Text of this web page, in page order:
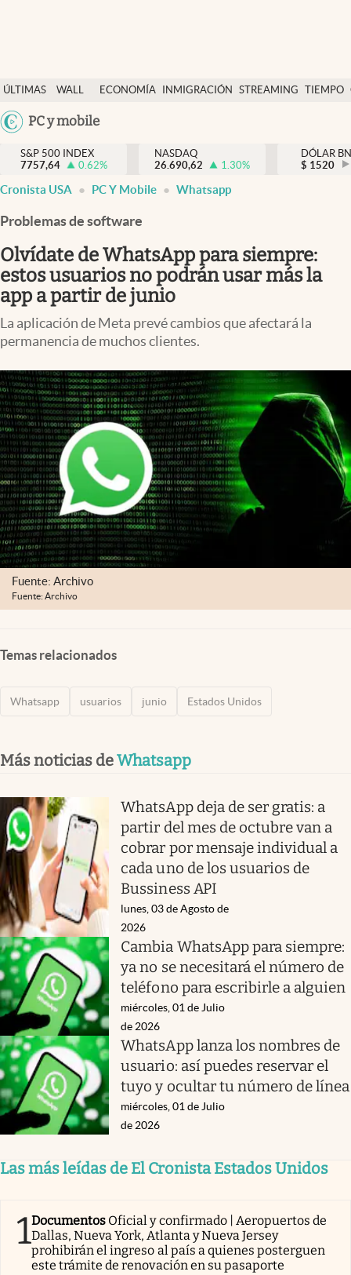
ÚLTIMAS
NOTICIAS
WALL
DÓLAR
ECONOMÍA INMIGRACIÓN STREAMING TIEMPO
PC y mobile
Finanzas y economía
Wall Street y dólar
Inmigración
Espiritual
Streaming
PC y mobile
USA
S&P 500 INDEX
7757,64
0.62%
NASDAQ
26.690,62
1.30%
DÓLAR
$ 1520
Cronista USA PC Y Mobile Whatsapp
Problemas de software
Olvídate de WhatsApp para siempre:
estos usuarios no podrán usar más la
app a partir de junio
La aplicación de Meta prevé cambios que afectará la
permanencia de muchos clientes.
Fuente: Archivo
Fuente: Archivo
Temas relacionados
Whatsapp usuarios junio Estados Unidos
Más noticias deWhatsapp
WhatsApp deja de ser gratis: a
partir del mes de octubre van a
cobrar por mensaje individual a
cada uno de los usuarios de
Bussiness API
lunes, 03 de Agosto de
2026
Cambia WhatsApp para siempre:
ya no se necesitará el número de
teléfono para escribirle a alguien
miércoles, 01 de Julio
de 2026
WhatsApp lanza los nombres de
usuario: así puedes reservar el
tuyo y ocultar tu número de línea
miércoles, 01 de Julio
de 2026
Las más leídas de El Cronista Estados Unidos
1Documentos Oficial y confirmado | Aeropuertos de
Dallas, Nueva York, Atlanta y Nueva Jersey
prohibirán el ingreso al país a quienes posterguen
este trámite de renovación en su pasaporte